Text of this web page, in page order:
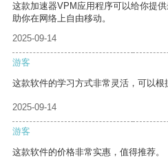
这款加速器VPM应用程序可以给你提
助你在网络上自由移动。
2025-09-14
游客
这款软件的学习方式非常灵活，可以根
2025-09-14
游客
这款软件的价格非常实惠，值得推荐。